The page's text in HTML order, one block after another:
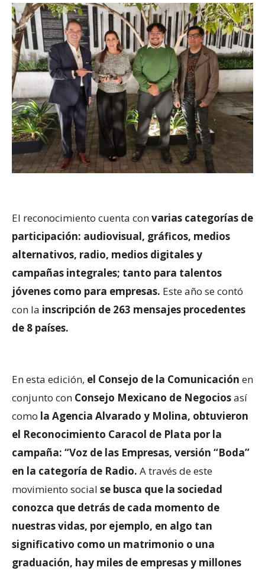
El reconocimiento cuenta convarias categorías de
participación: audiovisual, gráficos, medios
alternativos, radio, medios digitales y
campañas integrales; tanto para talentos
jóvenes como para empresas. Este año se contó
con la inscripción de 263 mensajes procedentes
de 8 países.
En esta edición, el Consejo de la Comunicación en
conjunto con Consejo Mexicano de Negociosasí
como la Agencia Alvarado y Molina, obtuvieron
el Reconocimiento Caracol de Plata por la
campaña: “Voz de las Empresas, versión “Boda”
en la categoría de Radio. A través de este
movimiento social se busca que la sociedad
conozca que detrás de cada momento de
nuestras vidas, por ejemplo, en algo tan
significativo como un matrimonio o una
graduación, hay miles de empresas y millones